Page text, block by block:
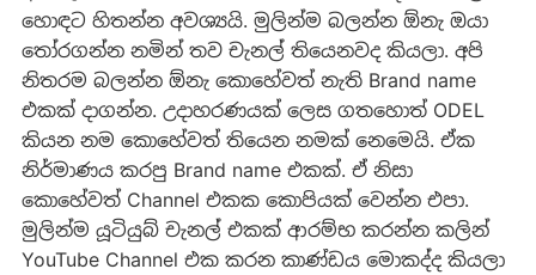
හොඳට හිතන්න අවශ්‍යයි. මුලින්ම බලන්න ඕනැ ඔයා
තෝරගන්න නමින් තව චැනල් තියෙනවද කියලා. අපි
නිතරම බලන්න ඕනැ කොහේවත් නැති Brand name
එකක් දාගන්න. උදාහරණයක් ලෙස ගතහොත් ODEL
කියන නම කොහේවත් තියෙන නමක් නෙමෙයි. ඒක
නිර්මාණය කරපු Brand name එකක්. ඒ නිසා
කොහේවත් Channel එකක කොපියක් වෙන්න එපා.
මුලින්ම යූටියුබ් චැනල් එකක් ආරම්භ කරන්න කලින්
YouTube Channel එක කරන කාණ්ඩය මොකද්ද කියලා